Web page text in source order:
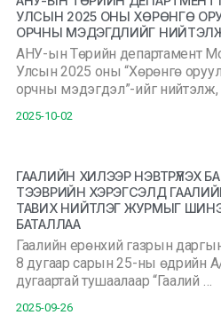
УЛСЫН 2025 ОНЫ ХӨРӨНГӨ
ОРЧНЫ МЭДЭГДЛИЙГ
АНУ-ын Төрийн департамент
Улсын 2025 оны “Хөрөнгө
орчны мэдэгдэл”-ийг
2025-10-02
ГААЛИЙН ХИЛЭЭР НЭВТРҮҮЛЭХ
ТЭЭВРИЙН ХЭРЭГСЭЛД
ТАВИХ НИЙТЛЭГ ЖУРМЫГ
БАТАЛЛАА
Гаалийн ерөнхий газрын
8 дугаар сарын 25-ны өдрийн
дугаартай тушаалаар “Гаалий …
2025-09-26